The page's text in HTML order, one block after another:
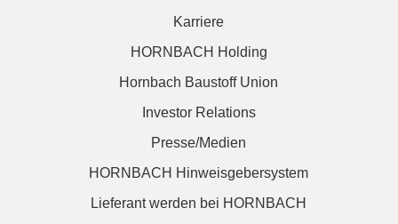
Karriere
HORNBACH Holding
Hornbach Baustoff Union
Investor Relations
Presse/Medien
HORNBACH Hinweisgebersystem
Lieferant werden bei HORNBACH